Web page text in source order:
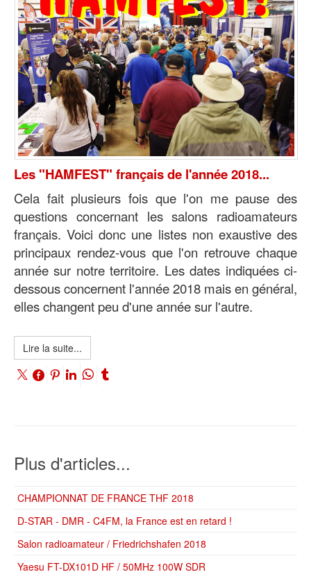
Les "HAMFEST" français de l'année 2018...
Cela fait plusieurs fois que l'on me pause des
questions concernant les salons radioamateurs
français. Voici donc une listes non exaustive des
principaux rendez-vous que l'on retrouve chaque
année sur notre territoire. Les dates indiquées ci-
dessous concernent l'année 2018 mais en général,
elles changent peu d'une année sur l'autre.
Lire la suite...
Plus d'articles...
CHAMPIONNAT DE FRANCE THF 2018
D-STAR - DMR - C4FM, la France est en retard !
Salon radioamateur / Friedrichshafen 2018
Yaesu FT-DX101D HF / 50MHz 100W SDR